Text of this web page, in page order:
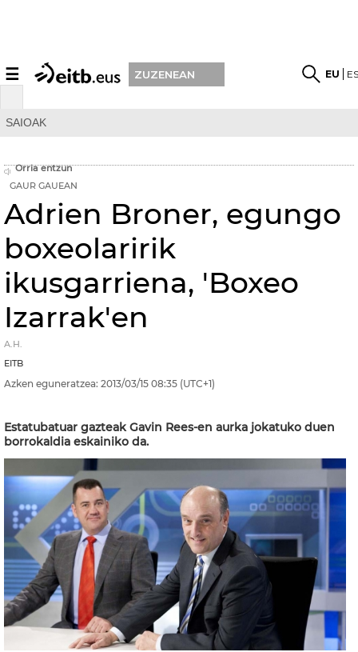
☰ ZUZENEAN EU
SAIOAK
Orria entzun
GAUR GAUEAN
Adrien Broner, egungo
boxeolaririk
ikusgarriena, 'Boxeo
Izarrak'en
A.H.
EITB
Azken eguneratzea: 2013/03/15 08:35 (UTC+1)
Estatubatuar gazteak Gavin Rees-en aurka jokatuko duen
borrokaldia eskainiko da.